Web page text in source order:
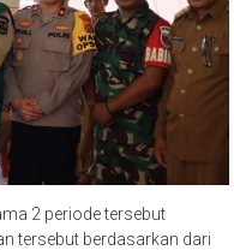
2 periode tersebut
tersebut berdasarkan dari